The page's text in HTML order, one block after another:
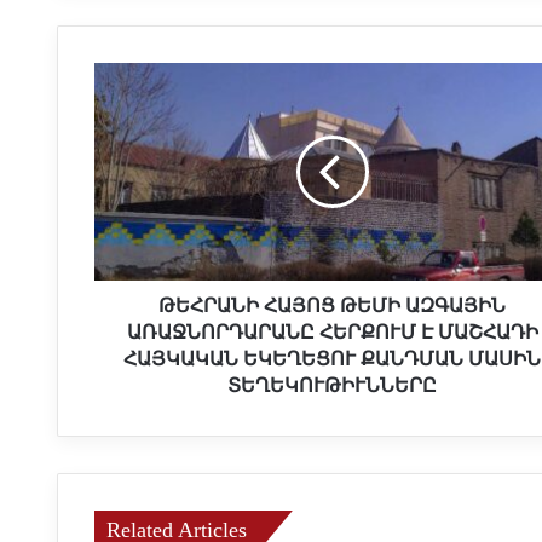
Թ
Ե
Հ
Ր
Ա
Ն
Ի
Ա
Զ
ԹԵՀՐԱՆԻ ՀԱՅՈՑ ԹԵՄԻ ԱԶԳԱՅԻՆ
ԱՌԱՋՆՈՐԴԱՐԱՆԸ ՀԵՐՔՈՒՄ Է ՄԱՇՀԱԴԻ
ՀԱՅԿԱԿԱՆ ԵԿԵՂԵՑՈՒ ՔԱՆԴՄԱՆ ՄԱՍԻՆ
ՏԵՂԵԿՈՒԹԻՒՆՆԵՐԸ
Related Articles